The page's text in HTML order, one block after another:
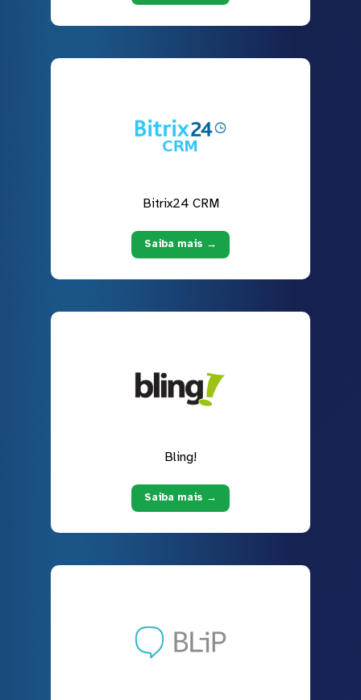
Bitrix24 CRM
Saiba mais →
Bling!
Saiba mais →